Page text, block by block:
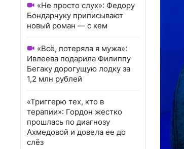
«Не просто слух»: Федору
Бондарчуку приписывают
новый роман — с кем
«Всё, потеряла я мужа»:
Ивлеева подарила Филиппу
Бегаку дорогущую лодку за
1,2 млн рублей
«Триггерю тех, кто в
терапии»: Гордон жестко
прошлась по диагнозу
Ахмедовой и довела ее до
слёз